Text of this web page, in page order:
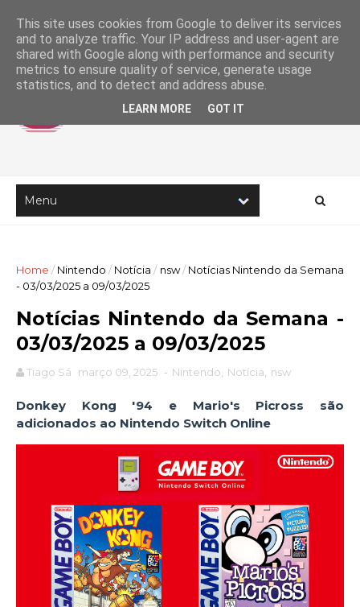
Home / Nintendo / Notícia / nsw / Notícias Nintendo da Semana
- 03/03/2025 a 09/03/2025
Notícias Nintendo da Semana -
03/03/2025 a 09/03/2025
Tiago Sá março 09, 2025 - Nintendo Notícia nsw
Donkey Kong '94 e Mario's Picross são
adicionados ao Nintendo Switch Online
This site uses cookies from Google to deliver its services
and to analyze traffic. Your IP address and user-agent are
shared with Google along with performance and security
metrics to ensure quality of service, generate usage
statistics, and to detect and address abuse.
LEARN MORE GOT IT